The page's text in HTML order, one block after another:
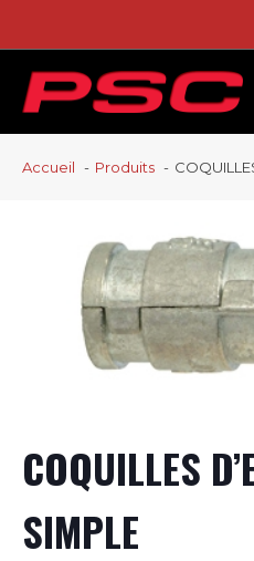
Accueil Produits
COQUILLES
SIMPLE